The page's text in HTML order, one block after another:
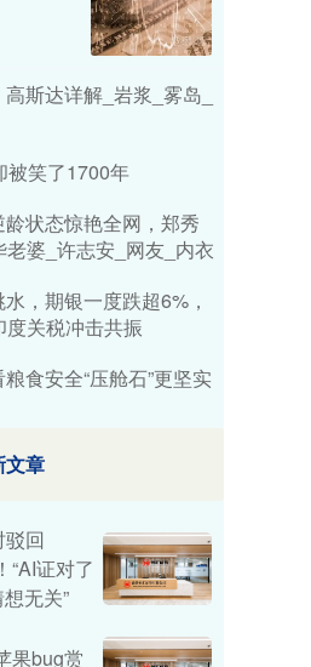
斯达详解_岩浆_雾岛_
被笑了1700年
状态惊艳全网，郑秀
婆_许志安_网友_内衣
，期银一度跌超6%，
关税冲击共振
食安全“压舱石”更坚实
文章
回
“AI证对了
无关”
果bug赏